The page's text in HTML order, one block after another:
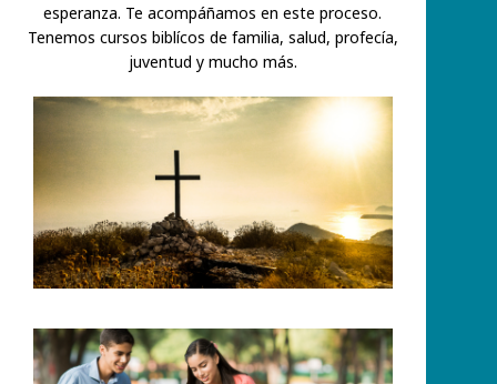
esperanza. Te acompáñamos en este proceso.
Tenemos cursos biblícos de familia, salud, profecía,
juventud y mucho más.